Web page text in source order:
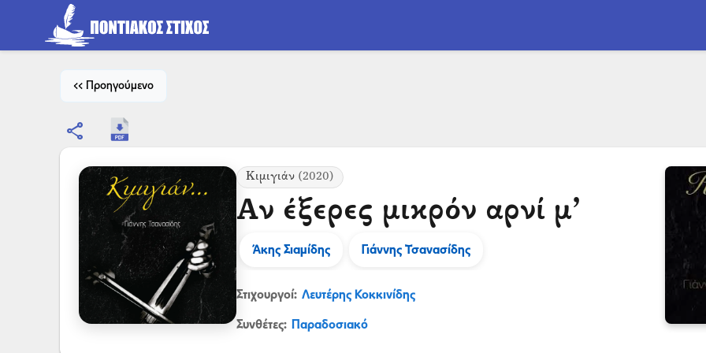
<< Προηγούμενο
share
Κιμιγιάν (2020)
Αν έξερες μικρόν αρνί μ’
Άκης Σιαμίδης Γιάννης Τσανασίδης
Στιχουργοί: Λευτέρης Κοκκινίδης
Συνθέτες: Παραδοσιακό